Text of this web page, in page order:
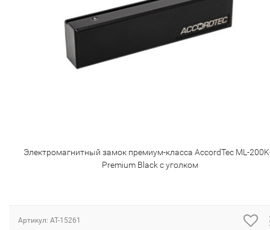
Электромагнитный замок премиум-класса AccordTec ML-
Premium Black с уголком
Артикул: AT-15261